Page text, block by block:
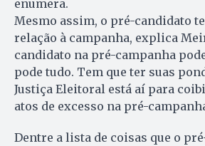
enumera.
Mesmo assim, o pré-candidato
relação à campanha, explica
candidato na pré-campanha
pode tudo. Tem que ter suas
Justiça Eleitoral está aí para
atos de excesso na pré-
Dentre a lista de coisas que o